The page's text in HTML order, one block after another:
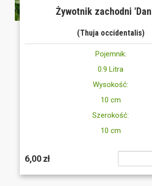
Żywotnik zachodni
(Thuja occidentalis)
Pojemnik:
0.9 Litra
Wysokość:
10 cm
Szerokość:
10 cm
6,00 zł